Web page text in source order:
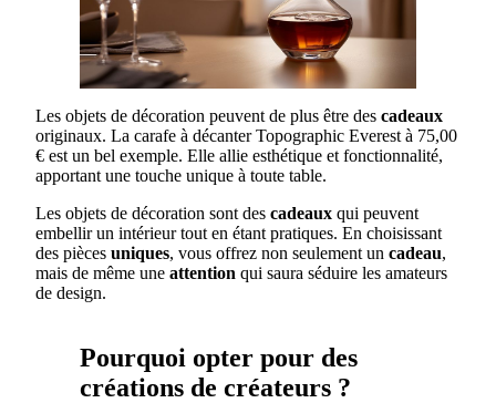
Les objets de décoration peuvent de plus être des cadeaux
originaux. La carafe à décanter Topographic Everest à 75,00
€ est un bel exemple. Elle allie esthétique et fonctionnalité,
apportant une touche unique à toute table.
Les objets de décoration sont des cadeaux qui peuvent
embellir un intérieur tout en étant pratiques. En choisissant
des pièces uniques, vous offrez non seulement un cadeau,
mais de même une attention qui saura séduire les amateurs
de design.
Pourquoi opter pour des
créations de créateurs ?